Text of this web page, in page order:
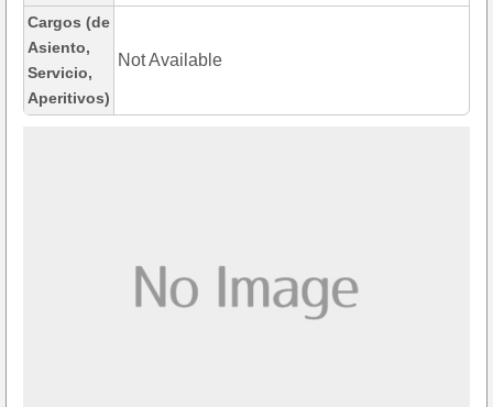
Cargos (de
Asiento,
Servicio,
Aperitivos)
Not Available